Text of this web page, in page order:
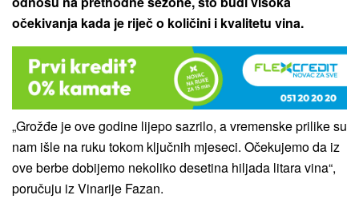
očekivanja kada je riječ o količini i kvalitetu vina.
„Grožđe je ove godine lijepo sazrilo, a vremenske prilike su
nam išle na ruku tokom ključnih mjeseci. Očekujemo da iz
ove berbe dobijemo nekoliko desetina hiljada litara vina“,
poručuju iz Vinarije Fazan.